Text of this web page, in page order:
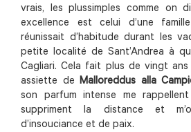
vrais, les plussimples comme on
excellence est celui d’une
réunissait d’habitude durant les
petite localité de Sant’Andrea à
Cagliari. Cela fait plus de vingt ans
assiette deMalloreddus alla
son parfum intense me
suppriment la distance et
d’insouciance et de paix.